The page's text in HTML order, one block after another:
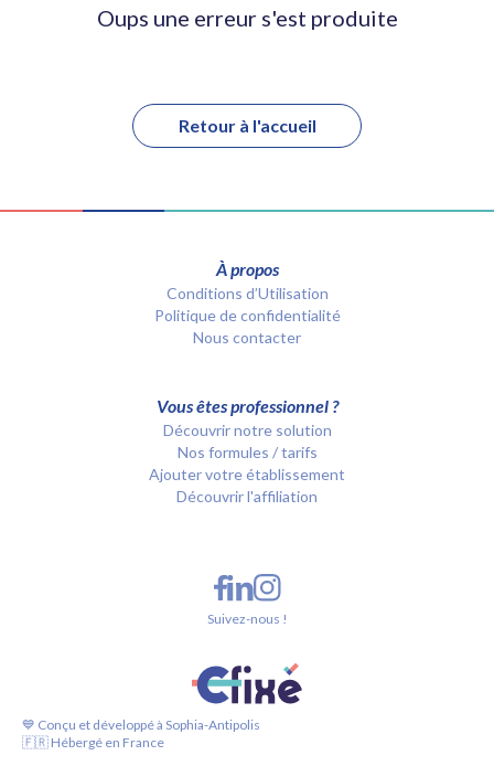
Oups une erreur s'est produite
Retour à l'accueil
À propos
Conditions d’Utilisation
Politique de confidentialité
Nous contacter
Vous êtes professionnel ?
Découvrir notre solution
Nos formules / tarifs
Ajouter votre établissement
Découvrir l'affiliation
💙 Conçu et développé à Sophia-Antipolis
🇫🇷 Hébergé en France
Suivez-nous !